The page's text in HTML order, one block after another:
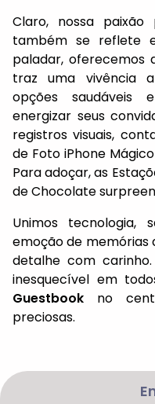
Claro, nossa paixão
também se reflete
paladar, oferecemos
traz uma vivência
opções saudáveis
energizar seus
registros visuais,
de Foto iPhone
Para adoçar, as
de Chocolate
Unimos
emoção de memórias
detalhe com
inesquecível em
Guestbook no
preciosas.